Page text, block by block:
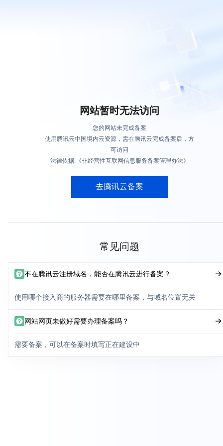
网站暂时无法访问
您的网站未完成备案
使用腾讯云中国境内云资源，需在腾讯云完成备案后，方
可访问
法律依据:《非经营性互联网信息服务备案管理办法》
去腾讯云备案
常见问题
不在腾讯云注册域名，能否在腾讯云进行备案？
使用哪个接入商的服务器需要在哪里备案，与域名位置无关
网站网页未做好需要办理备案吗？
需要备案，可以在备案时填写正在建设中